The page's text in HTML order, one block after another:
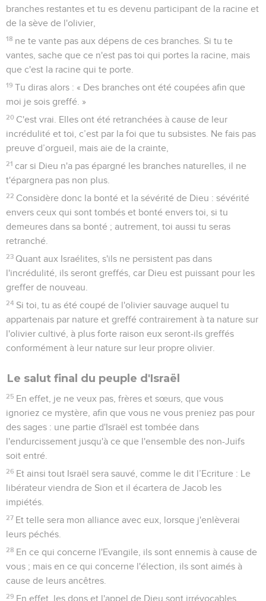
branches restantes et tu es devenu participant de la racine et
de la sève de l'olivier,
18 ne te vante pas aux dépens de ces branches. Si tu te
vantes, sache que ce n'est pas toi qui portes la racine, mais
que c'est la racine qui te porte.
19 Tu diras alors : « Des branches ont été coupées afin que
moi je sois greffé. »
20 C'est vrai. Elles ont été retranchées à cause de leur
incrédulité et toi, c’est par la foi que tu subsistes. Ne fais pas
preuve d’orgueil, mais aie de la crainte,
21 car si Dieu n'a pas épargné les branches naturelles, il ne
t'épargnera pas non plus.
22 Considère donc la bonté et la sévérité de Dieu : sévérité
envers ceux qui sont tombés et bonté envers toi, si tu
demeures dans sa bonté ; autrement, toi aussi tu seras
retranché.
23 Quant aux Israélites, s'ils ne persistent pas dans
l'incrédulité, ils seront greffés, car Dieu est puissant pour les
greffer de nouveau.
24 Si toi, tu as été coupé de l'olivier sauvage auquel tu
appartenais par nature et greffé contrairement à ta nature sur
l'olivier cultivé, à plus forte raison eux seront-ils greffés
conformément à leur nature sur leur propre olivier.
Le salut final du peuple d'Israël
25 En effet, je ne veux pas, frères et sœurs, que vous
ignoriez ce mystère, afin que vous ne vous preniez pas pour
des sages : une partie d'Israël est tombée dans
l'endurcissement jusqu'à ce que l'ensemble des non-Juifs
soit entré.
26 Et ainsi tout Israël sera sauvé, comme le dit l’Ecriture : Le
libérateur viendra de Sion et il écartera de Jacob les
impiétés.
27 Et telle sera mon alliance avec eux, lorsque j'enlèverai
leurs péchés.
28 En ce qui concerne l'Evangile, ils sont ennemis à cause de
vous ; mais en ce qui concerne l'élection, ils sont aimés à
cause de leurs ancêtres.
29 En effet, les dons et l'appel de Dieu sont irrévocables.